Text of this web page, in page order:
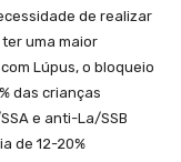
de realizar
uma maior
Lúpus, o bloqueio
das crianças
e anti-La/SSB
de 12-20%